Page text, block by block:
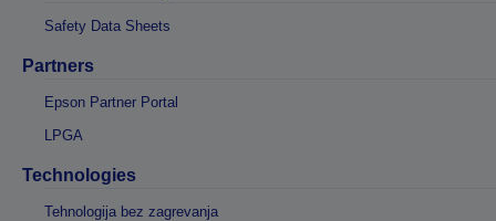
Safety Data Sheets
Partners
Epson Partner Portal
LPGA
Technologies
Tehnologija bez zagrevanja